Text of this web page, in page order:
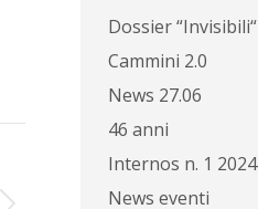
Dossier “Invisibili“
Cammini 2.0
News 27.06
46 anni
Internos n. 1 2024
News eventi